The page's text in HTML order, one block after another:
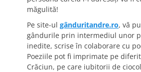
măgulită!
Pe site-ul gânduritandre.ro, vă
gândurile prin intermediul unor
inedite, scrise în colaborare cu
Poeziile pot fi imprimate pe
Crăciun, pe care iubitorii de